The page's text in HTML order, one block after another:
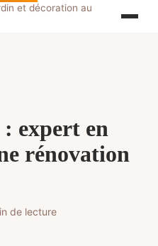
et décoration au
expert en
rénovation
de lecture